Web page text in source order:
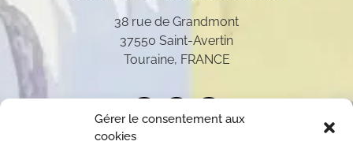
Gérer le consentement aux
cookies
38 rue de Grandmont
37550 Saint-Avertin
Touraine, FRANCE